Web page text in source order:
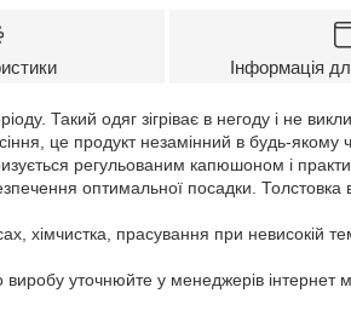
Інформація
Такий одяг зігріває в негоду і не
це продукт незамінний в будь-якому
регульованим капюшоном і
оптимальної посадки. Толстовка
хімчистка, прасування при невисокій
виробу уточнюйте у менеджерів